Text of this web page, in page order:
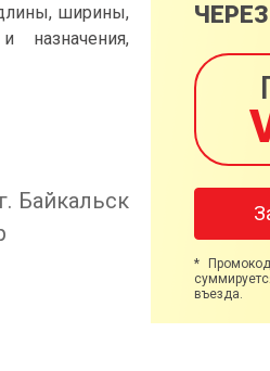
длины, ширины,
назначения,
Байкальск
*
въезда.